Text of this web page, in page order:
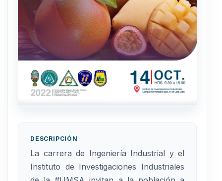
DESCRIPCIÓN
La carrera de Ingeniería Industrial y el
Instituto de Investigaciones Industriales